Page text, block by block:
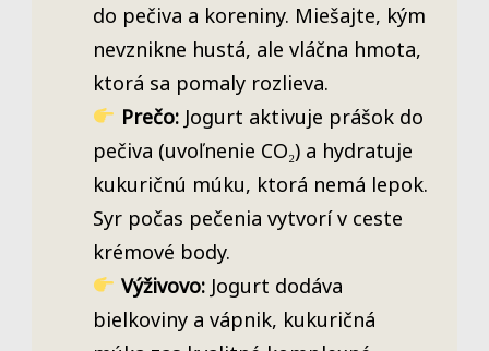
do pečiva a koreniny. Miešajte, kým
nevznikne hustá, ale vláčna hmota,
ktorá sa pomaly rozlieva.
Prečo:Jogurt aktivuje prášok do
pečiva (uvoľnenie CO₂) a hydratuje
kukuričnú múku, ktorá nemá lepok.
Syr počas pečenia vytvorí v ceste
krémové body.
Výživovo:Jogurt dodáva
bielkoviny a vápnik, kukuričná